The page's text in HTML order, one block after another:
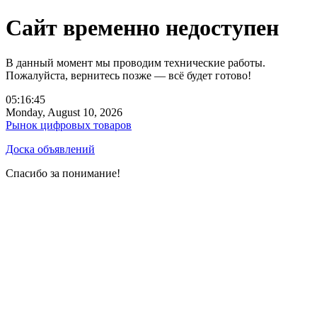
Сайт временно недоступен
В данный момент мы проводим технические работы.
Пожалуйста, вернитесь позже — всё будет готово!
05:16:45
Monday, August 10, 2026
Рынок цифровых товаров
Доска объявлений
Спасибо за понимание!